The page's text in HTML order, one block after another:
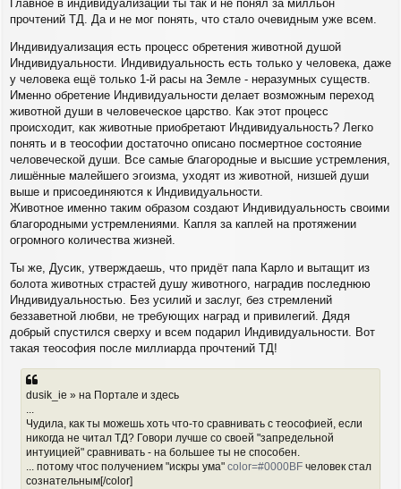
Главное в индивидуализации ты так и не понял за милльон
прочтений ТД. Да и не мог понять, что стало очевидным уже всем.
Индивидуализация есть процесс обретения животной душой
Индивидуальности. Индивидуальность есть только у человека, даже
у человека ещё только 1-й расы на Земле - неразумных существ.
Именно обретение Индивидуальности делает возможным переход
животной души в человеческое царство. Как этот процесс
происходит, как животные приобретают Индивидуальность? Легко
понять и в теософии достаточно описано посмертное состояние
человеческой души. Все самые благородные и высшие устремления,
лишённые малейшего эгоизма, уходят из животной, низшей души
выше и присоединяются к Индивидуальности.
Животное именно таким образом создают Индивидуальность своими
благородными устремлениями. Капля за каплей на протяжении
огромного количества жизней.
Ты же, Дусик, утверждаешь, что придёт папа Карло и вытащит из
болота животных страстей душу животного, наградив последнюю
Индивидуальностью. Без усилий и заслуг, без стремлений
беззаветной любви, не требующих наград и привилегий. Дядя
добрый спустился сверху и всем подарил Индивидуальности. Вот
такая теософия после миллиарда прочтений ТД!
dusik_ie » на Портале и здесь
...
Чудила, как ты можешь хоть что-то сравнивать с теософией, если
никогда не читал ТД? Говори лучше со своей "запредельной
интуицией" сравнивать - на большее ты не способен.
... потому чтос получением "искры ума" color=#0000BF человек стал
сознательным[/color]